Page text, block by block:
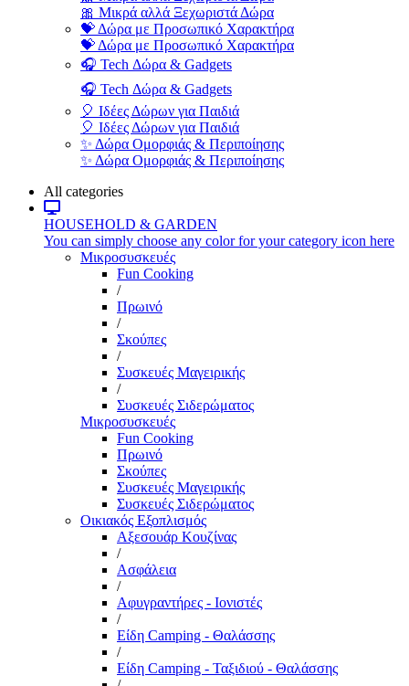
🎀 Μικρά αλλά Ξεχωριστά Δώρα
💝 Δώρα με Προσωπικό Χαρακτήρα
💝 Δώρα με Προσωπικό Χαρακτήρα
🎧 Tech Δώρα & Gadgets
🎧 Tech Δώρα & Gadgets
🎈 Ιδέες Δώρων για Παιδιά
🎈 Ιδέες Δώρων για Παιδιά
✨ Δώρα Ομορφιάς & Περιποίησης
✨ Δώρα Ομορφιάς & Περιποίησης
All categories
HOUSEHOLD & GARDEN
You can simply choose any color for your category icon here
Μικροσυσκευές
Fun Cooking
/
Πρωινό
/
Σκούπες
/
Συσκευές Μαγειρικής
/
Συσκευές Σιδερώματος
Μικροσυσκευές
Fun Cooking
Πρωινό
Σκούπες
Συσκευές Μαγειρικής
Συσκευές Σιδερώματος
Οικιακός Εξοπλισμός
Αξεσουάρ Κουζίνας
/
Ασφάλεια
/
Αφυγραντήρες - Ιονιστές
/
Είδη Camping - Θαλάσσης
/
Είδη Camping - Ταξιδιού - Θαλάσσης